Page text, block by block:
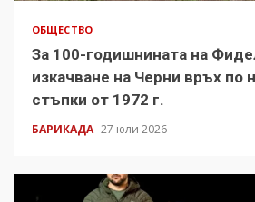
ОБЩЕСТВО
За 100-годишнината на
изкачване на Черни връх по
стъпки от 1972 г.
БАРИКАДА 27 юли 2026